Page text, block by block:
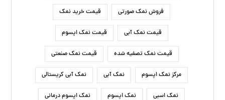
فروش نمک صورتی قیمت خرید نمک
قیمت نمک آبی قیمت نمک اپسوم
قیمت نمک تصفیه شده قیمت نمک صنعتی
مرکز نمک اپسوم نمک آبی نمک آبی کریستالی
نمک اسبی نمک اپسوم نمک اپسوم درمانی